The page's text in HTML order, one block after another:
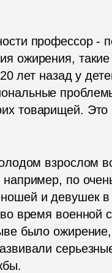
профессор -
ожирения,
лет назад у
товарищей. Это
взрослом
по
и девушек в
время
было